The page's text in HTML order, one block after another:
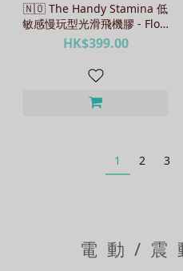
🇳🇴 The Handy Stamina 低
敏感慢玩型光滑飛機膠 - Flow
/ Pod
HK$399.00
1 2 3
電 動 / 震